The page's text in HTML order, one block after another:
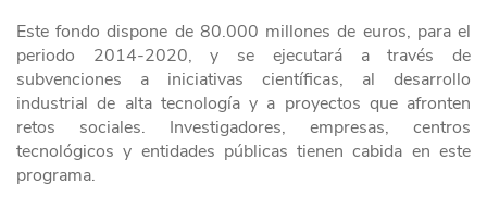
Este fondo dispone de 80.000 millones de euros, para el
periodo 2014-2020, y se ejecutará a través de
subvenciones a iniciativas científicas, al desarrollo
industrial de alta tecnología y a proyectos que afronten
retos sociales. Investigadores, empresas, centros
tecnológicos y entidades públicas tienen cabida en este
programa.